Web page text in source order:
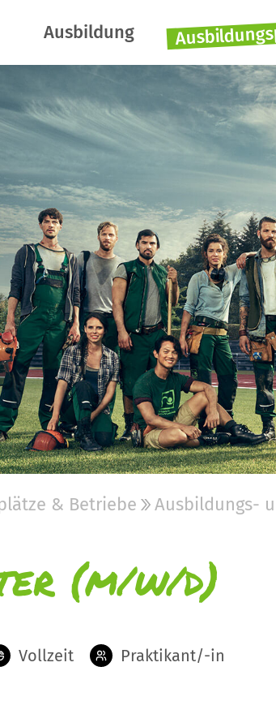
Ausbildung
& Betriebe Ausbildungs-
(m/w/d)
Vollzeit Praktikant/-in